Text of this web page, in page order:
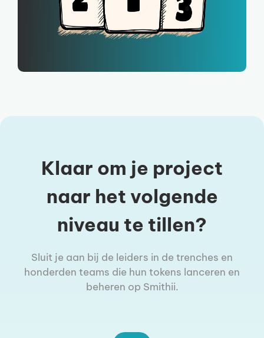
Klaar om je project
naar het volgende
niveau te tillen?
Sluit je aan bij de leiders in de trenches en
honderden teams die hun tokens lanceren en
beheren op Smithii.